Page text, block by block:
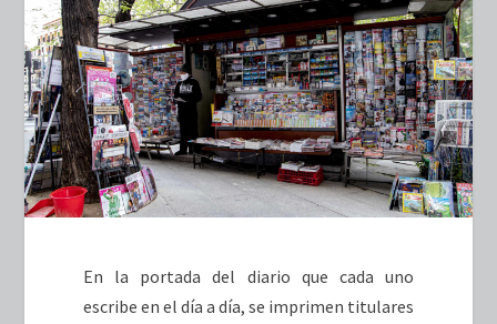
En la portada del diario que cada uno
escribe en el día a día, se imprimen titulares